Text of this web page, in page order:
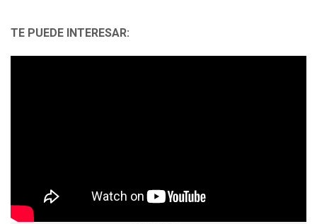
TE PUEDE INTERESAR: